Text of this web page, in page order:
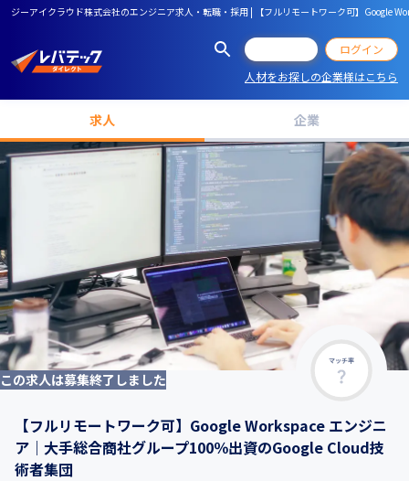
ジーアイクラウド株式会社のエンジニア求人・転職・採用 | 【フルリモートワーク可】Google
ログイン
人材をお探しの企業様はこちら
求人 企業
マッチ率
この求人は募集終了しました
【フルリモートワーク可】Google Workspace エンジニ
ア｜大手総合商社グループ100％出資のGoogle Cloud技
術者集団